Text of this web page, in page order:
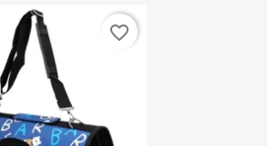
favorite_border